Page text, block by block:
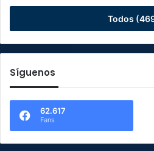
Todos
Síguenos
62.617
Fans